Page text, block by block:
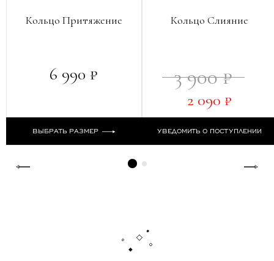
Кольцо Притяжение
6 990 ₽
ВЫБРАТЬ РАЗМЕР
Кольцо Слияние
3 900 ₽
2 090 ₽
УВЕДОМИТЬ О ПОСТУПЛЕНИИ